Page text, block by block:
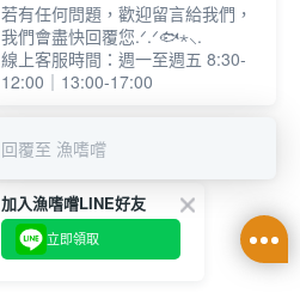
加入漁嗜嚐LINE好友
立即領取
若有任何問題，歡迎留言給我們，
我們會盡快回覆您.ᐟ.ᐟ🐟⋆⸜.
線上客服時間：週一至週五 8:30-
12:00｜13:00-17:00
回覆至 漁嗜嚐